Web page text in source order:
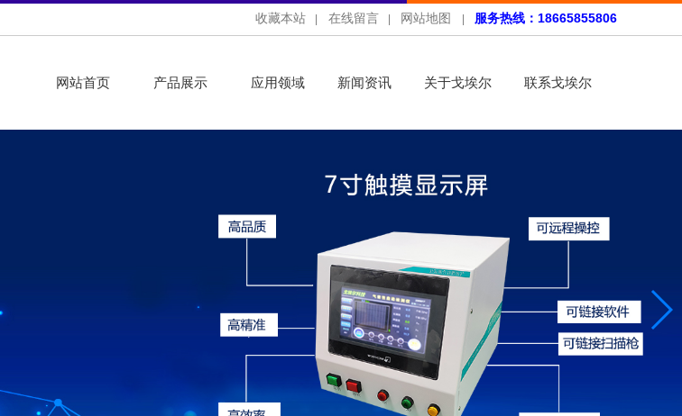
收藏本站 在线留言 网站地图 服务热线：18665855806
网站首页 产品展示 应用领域 新闻资讯 关于戈埃尔 联系戈埃尔